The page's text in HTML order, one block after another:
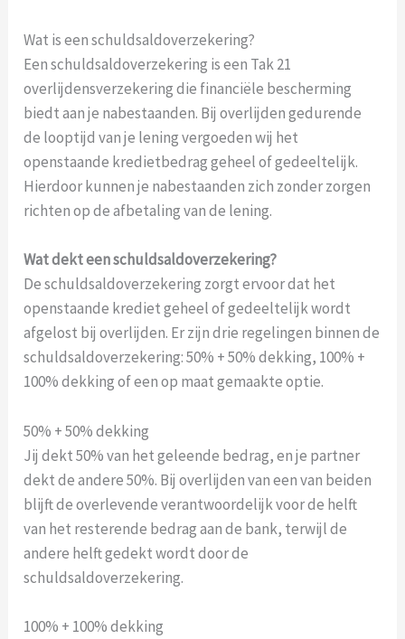
Wat is een schuldsaldoverzekering?
Een schuldsaldoverzekering is een Tak 21
overlijdensverzekering die financiële bescherming
biedt aan je nabestaanden. Bij overlijden gedurende
de looptijd van je lening vergoeden wij het
openstaande kredietbedrag geheel of gedeeltelijk.
Hierdoor kunnen je nabestaanden zich zonder zorgen
richten op de afbetaling van de lening.
Wat dekt een schuldsaldoverzekering?
De schuldsaldoverzekering zorgt ervoor dat het
openstaande krediet geheel of gedeeltelijk wordt
afgelost bij overlijden. Er zijn drie regelingen binnen de
schuldsaldoverzekering: 50% + 50% dekking, 100% +
100% dekking of een op maat gemaakte optie.
50% + 50% dekking
Jij dekt 50% van het geleende bedrag, en je partner
dekt de andere 50%. Bij overlijden van een van beiden
blijft de overlevende verantwoordelijk voor de helft
van het resterende bedrag aan de bank, terwijl de
andere helft gedekt wordt door de
schuldsaldoverzekering.
100% + 100% dekking